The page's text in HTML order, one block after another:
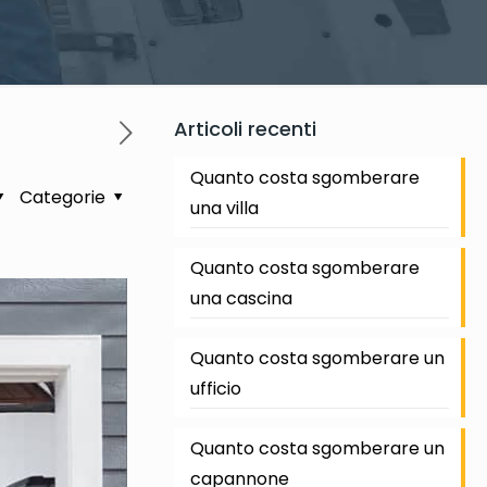
Categorie
Articoli recenti
Quanto costa sgomberare
una villa
Quanto costa sgomberare
una cascina
Quanto costa sgomberare un
ufficio
Quanto costa sgomberare un
capannone